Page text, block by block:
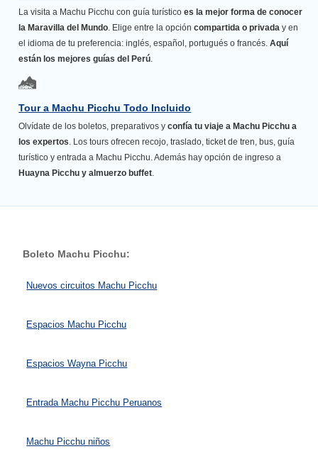
La visita a Machu Picchu con guía turístico es la mejor forma de conocer
la Maravilla del Mundo. Elige entre la opcióncompartida o privada y en
el idioma de tu preferencia: inglés, español, portugués o francés.Aquí
están los mejores guías del Perú.
Tour a Machu Picchu Todo Incluido
Olvídate de los boletos, preparativos yconfía tu viaje a Machu Picchu a
los expertos. Los tours ofrecen recojo, traslado, ticket de tren, bus, guía
turístico y entrada a Machu Picchu. Además hay opción de ingreso a
Huayna Picchu y almuerzo buffet.
Boleto Machu Picchu:
Nuevos circuitos Machu Picchu
Espacios Machu Picchu
Espacios Wayna Picchu
Entrada Machu Picchu Peruanos
Machu Picchu niños